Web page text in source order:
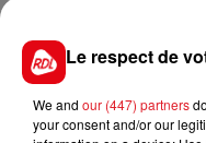
Des autopsies en
Une autopsie doit
pour préciser la date
trois personnes.
Le respect de
We and our (447) partners
your consent and/or our